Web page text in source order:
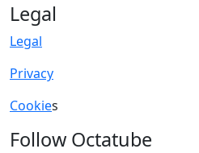
Legal
Legal
Privacy
Cookies
Follow Octatube